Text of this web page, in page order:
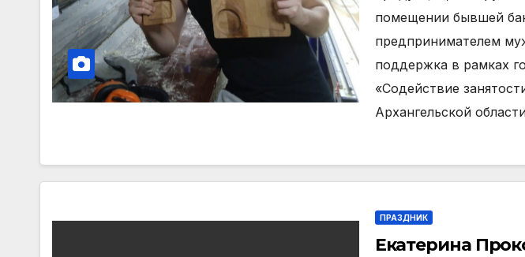
помещении бывшей
предпринимателем
поддержка в рамках
«Содействие
Архангельской
ПРАЗДНИК
Екатерина